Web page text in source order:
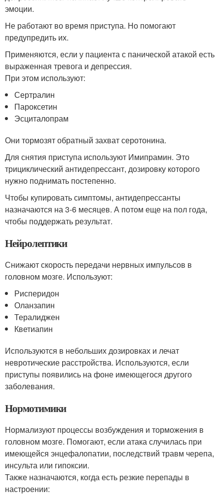
эмоции.
Не работают во время приступа. Но помогают
предупредить их.
Применяются, если у пациента с панической атакой есть
выраженная тревога и депрессия.
При этом используют:
Сертралин
Пароксетин
Эсциталопрам
Они тормозят обратный захват серотонина.
Для снятия приступа используют Имипрамин. Это
трициклический антидепрессант, дозировку которого
нужно поднимать постепенно.
Чтобы купировать симптомы, антидепрессанты
назначаются на 3-6 месяцев. А потом еще на пол года,
чтобы поддержать результат.
Нейролептики
Снижают скорость передачи нервных импульсов в
головном мозге. Используют:
Рисперидон
Оланзапин
Тералиджен
Кветиапин
Используются в небольших дозировках и лечат
невротические расстройства. Используются, если
приступы появились на фоне имеющегося другого
заболевания.
Нормотимики
Нормализуют процессы возбуждения и торможения в
головном мозге. Помогают, если атака случилась при
имеющейся энцефалопатии, последствий травм черепа,
инсульта или гипоксии.
Также назначаются, когда есть резкие перепады в
настроении: